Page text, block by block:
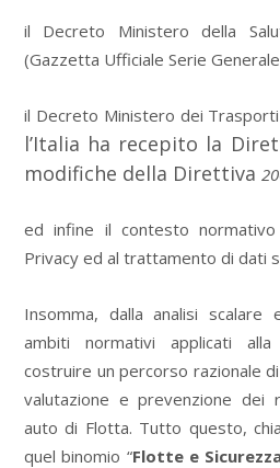
il Decreto Ministero della
(Gazzetta Ufficiale Serie
il Decreto Ministero dei
l’Italia ha recepito la
modifiche della Direttiva
ed infine il contesto
Privacy ed al trattamento di dati
Insomma, dalla analisi
ambiti normativi applicati
costruire un percorso razionale
valutazione e prevenzione dei
auto di Flotta. Tutto questo,
quel binomio “Flotte e